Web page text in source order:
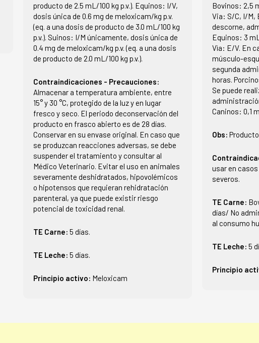
producto de 2.5 mL/100 kg p.v.). Equinos: I/V,
dosis única de 0.6 mg de meloxicam/kg p.v.
(eq. a una dosis de producto de 3.0 mL/100 kg
p.v.). Suinos: I/M únicamente, dosis única de
0.4 mg de meloxicam/kg p.v. (eq. a una dosis
de producto de 2.0 mL/100 kg p.v.).
Contraindicaciones - Precauciones:
Almacenar a temperatura ambiente, entre
15° y 30 °C, protegido de la luz y en lugar
fresco y seco. El periodo deconservación del
producto en frasco abierto es de 28 días.
Conservar en su envase original. En caso que
se produzcan reacciones adversas, se debe
suspender el tratamiento y consultar al
Médico Veterinario. Evitar el uso en animales
severamente deshidratados, hipovolémicos
o hipotensos que requieran rehidratación
parenteral, ya que puede existir riesgo
potencial de toxicidad renal.
TE Carne: 5 días.
TE Leche: 5 días.
Principio activo: Meloxicam
Bovinos: 2,5
Via: S/C, I/M,
descorne,
Equinos: 3
Vìa: E/V. En
músculo-
segunda
horas.
Se puede
Caninos: 0,1
Obs:
usar en
severos.
TE Carne:
días/ No
al consumo
TE Leche:5
Principio